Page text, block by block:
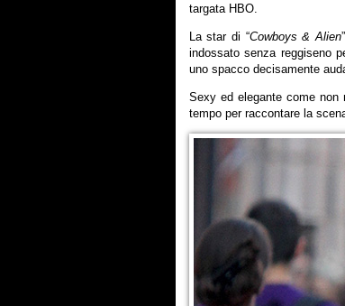
targata HBO.
La star di “Cowboys & Alien
indossato senza reggiseno
uno spacco decisamente
Sexy ed elegante come non
tempo per raccontare la